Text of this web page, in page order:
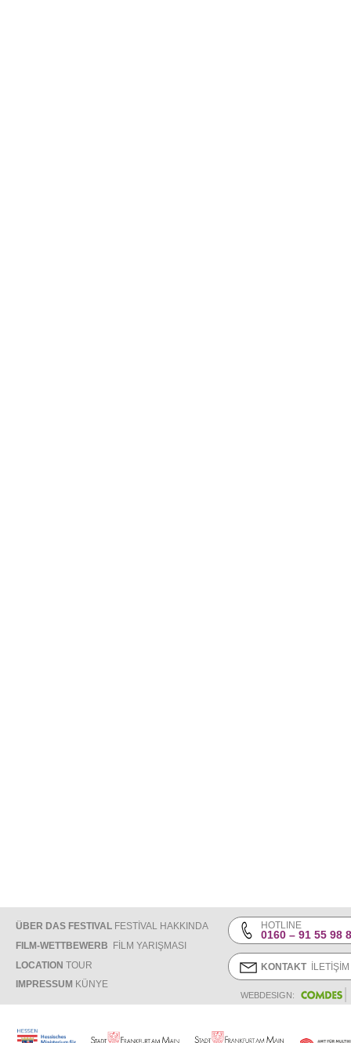
ÜBER DAS FESTIVAL FESTİVAL HAKKINDA
FILM-WETTBEWERB FİLM YARIŞMASI
LOCATION TOUR
IMPRESSUM KÜNYE
HOTLINE
0160 – 91 55 98
KONTAKTİLETİŞİM
WEBDESIGN: